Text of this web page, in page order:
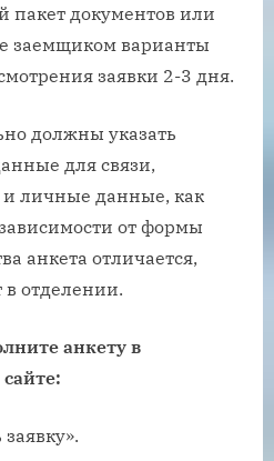
пакет документов или
заемщиком варианты
заявки 2-3 дня.
должны указать
для связи,
и личные данные, как
от формы
анкета отличается,
в отделении.
анкету в